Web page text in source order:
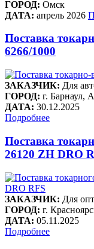
ГОРОД: Омск
ДАТА: апрель 2026
Поставка
6266/1000
ЗАКАЗЧИК: Для
ГОРОД: г. Барнаул,
ДАТА: 30.12.2025
Подробнее
Поставка
26120 ZH DRO
ЗАКАЗЧИК: Для
ГОРОД: г.
ДАТА: 05.11.2025
Подробнее